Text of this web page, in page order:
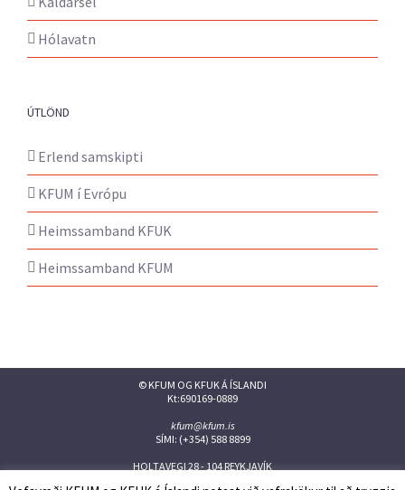
Hólavatn
ÚTLÖND
Erlend samskipti
KFUM í Evrópu
Heimssamband KFUK
Heimssamband KFUM
© KFUM OG KFUK Á ÍSLANDI
Kt:690169-0889
kfum@kfum.is
SÍMI: (+354) 588 8899
HOLTAVEGI 28 - 104 REYKJAVÍK